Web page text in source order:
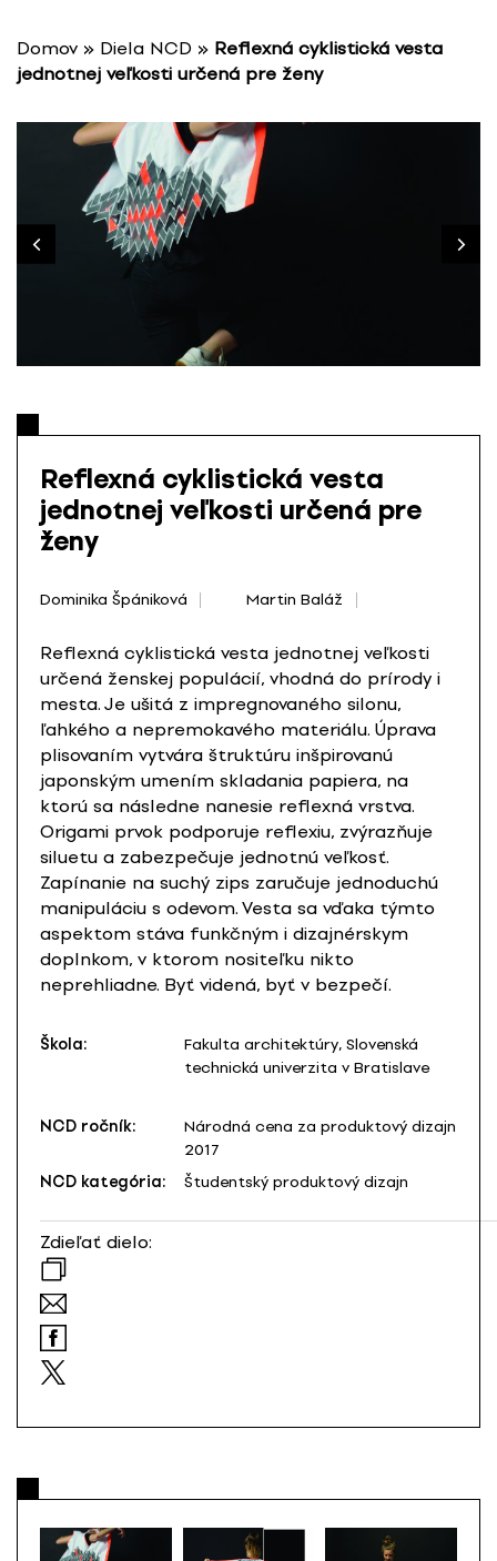
Domov » Diela NCD » Reflexná cyklistická vesta
jednotnej veľkosti určená pre ženy
Reflexná cyklistická vesta
jednotnej veľkosti určená pre
ženy
Dominika Špániková Martin Baláž
Reflexná cyklistická vesta jednotnej veľkosti
určená ženskej populácií, vhodná do prírody i
mesta. Je ušitá z impregnovaného silonu,
ľahkého a nepremokavého materiálu. Úprava
plisovaním vytvára štruktúru inšpirovanú
japonským umením skladania papiera, na
ktorú sa následne nanesie reflexná vrstva.
Origami prvok podporuje reflexiu, zvýrazňuje
siluetu a zabezpečuje jednotnú veľkosť.
Zapínanie na suchý zips zaručuje jednoduchú
manipuláciu s odevom. Vesta sa vďaka týmto
aspektom stáva funkčným i dizajnérskym
doplnkom, v ktorom nositeľku nikto
neprehliadne. Byť videná, byť v bezpečí.
Škola:
Fakulta architektúry, Slovenská
technická univerzita v Bratislave
NCD ročník:
Národná cena za produktový dizajn
2017
NCD kategória:
Študentský produktový dizajn
Zdieľať dielo: